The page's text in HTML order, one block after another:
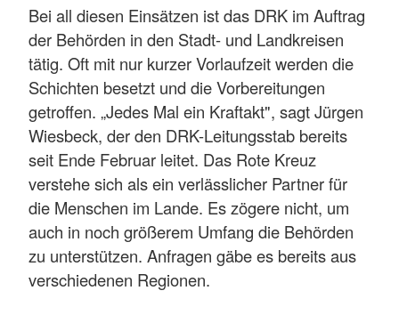
Bei all diesen Einsätzen ist das DRK im Auftrag
der Behörden in den Stadt- und Landkreisen
tätig. Oft mit nur kurzer Vorlaufzeit werden die
Schichten besetzt und die Vorbereitungen
getroffen. „Jedes Mal ein Kraftakt", sagt Jürgen
Wiesbeck, der den DRK-Leitungsstab bereits
seit Ende Februar leitet. Das Rote Kreuz
verstehe sich als ein verlässlicher Partner für
die Menschen im Lande. Es zögere nicht, um
auch in noch größerem Umfang die Behörden
zu unterstützen. Anfragen gäbe es bereits aus
verschiedenen Regionen.